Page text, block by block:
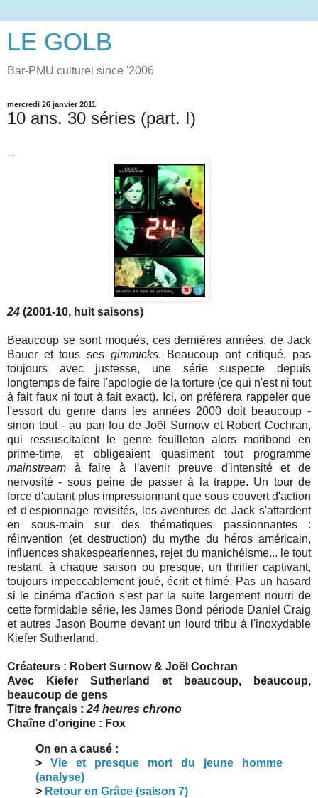
LE GOLB
Bar-PMU culturel since '2006
mercredi 26 janvier 2011
10 ans. 30 séries (part. I)
...
24 (2001-10, huit saisons)
Beaucoup se sont moqués, ces dernières années, de Jack
Bauer et tous ses gimmicks. Beaucoup ont critiqué, pas
toujours avec justesse, une série suspecte depuis
longtemps de faire l'apologie de la torture (ce qui n'est ni tout
à fait faux ni tout à fait exact). Ici, on préfèrera rappeler que
l'essort du genre dans les années 2000 doit beaucoup -
sinon tout - au pari fou de Joël Surnow et Robert Cochran,
qui ressuscitaient le genre feuilleton alors moribond en
prime-time, et obligeaient quasiment tout programme
mainstream à faire à l'avenir preuve d'intensité et de
nervosité - sous peine de passer à la trappe. Un tour de
force d'autant plus impressionnant que sous couvert d'action
et d'espionnage revisités, les aventures de Jack s'attardent
en sous-main sur des thématiques passionnantes :
réinvention (et destruction) du mythe du héros américain,
influences shakespeariennes, rejet du manichéisme... le tout
restant, à chaque saison ou presque, un thriller captivant,
toujours impeccablement joué, écrit et filmé. Pas un hasard
si le cinéma d'action s'est par la suite largement nourri de
cette formidable série, les James Bond période Daniel Craig
et autres Jason Bourne devant un lourd tribu à l'inoxydable
Kiefer Sutherland.
Créateurs : Robert Surnow & Joël Cochran
Avec Kiefer Sutherland et beaucoup, beaucoup,
beaucoup de gens
Titre français : 24 heures chrono
Chaîne d'origine : Fox
On en a causé :
> Vie et presque mort du jeune homme
(analyse)
> Retour en Grâce (saison 7)